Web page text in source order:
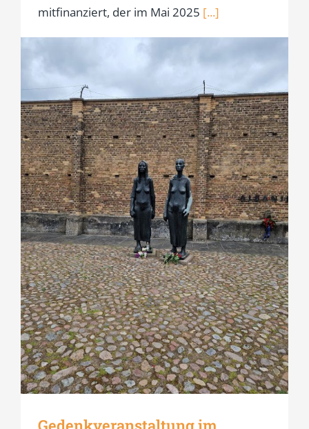
mitfinanziert, der im Mai 2025 [...]